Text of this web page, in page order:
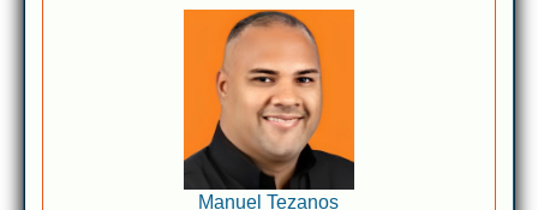
Manuel Tezanos